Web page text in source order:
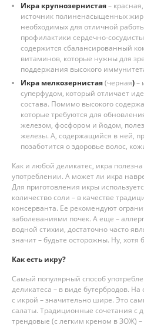
Икра крупнозернистая–
источник полиненасыщенных
необходимых для отличной
профилактики сердечно-
содержится сбалансированный
витаминов, которые нужны для
поддержания высокого
Икра мелкозернистая(черная)–
суперфудом, который отличает
состава. Помимо высокого
которые требуются для
железом, фосфором и йодом,
железы. А, содержащийся в ней,
позаботится о здоровье волос,
Как и любой деликатес, икра
употреблении. А может ли икра
Для приготовления икры
количество соли – в качестве
консерванта. Ее рекомендуют
заболеваниями почек. А еще –
водной стихии, достаточно часто
значит – будьте осторожны. Ну, хотя
Как есть икру?
Самый популярный способ
деликатеса – в виде бутербродов.
с икрой – значительно шире. Это
салаты. Традиционные сочетания с
трендовые (с легким креном в ЗОЖ) –